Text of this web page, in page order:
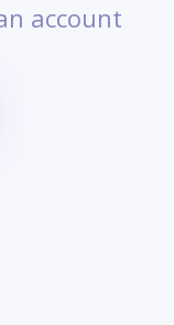
account